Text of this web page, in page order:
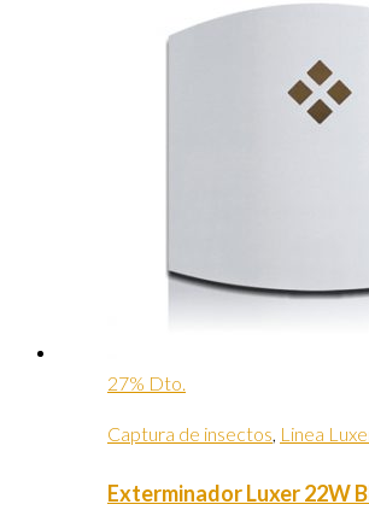
27% Dto.
Captura de insectos, Linea
Exterminador Luxer 22W